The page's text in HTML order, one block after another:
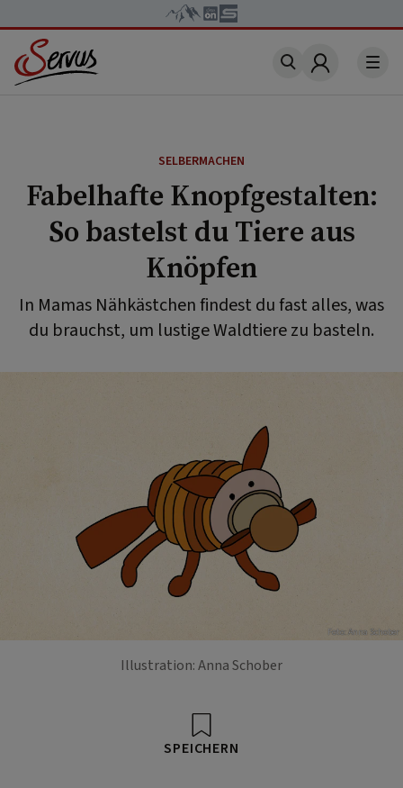
Account
SELBERMACHEN
Fabelhafte Knopfgestalten:
So bastelst du Tiere aus
Knöpfen
In Mamas Nähkästchen findest du fast alles, was
du brauchst, um lustige Waldtiere zu basteln.
Foto: Anna Schober
Illustration: Anna Schober
SPEICHERN